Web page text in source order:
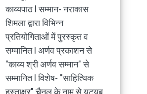
काव्यपाठ l सम्मान- नराकास
शिमला द्वारा विभिन्न
प्रतियोगिताओं में पुरस्कृत व
सम्मानित l अर्णव प्रकाशन से
"काव्य श्री अर्णव सम्मान" से
सम्मानित l विशेष- "साहित्यिक
हस्ताक्षर" चैनल के नाम से यूट्यूब